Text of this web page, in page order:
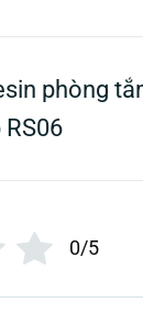
phòng
0/5